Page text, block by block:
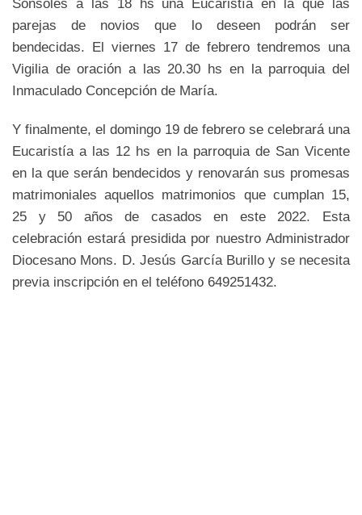
parejas de novios que lo deseen podrán ser
bendecidas. El viernes 17 de febrero tendremos una
Vigilia de oración a las 20.30 hs en la parroquia del
Inmaculado Concepción de María.
Y finalmente, el domingo 19 de febrero se celebrará una
Eucaristía a las 12 hs en la parroquia de San Vicente
en la que serán bendecidos y renovarán sus promesas
matrimoniales aquellos matrimonios que cumplan 15,
25 y 50 años de casados en este 2022. Esta
celebración estará presidida por nuestro Administrador
Diocesano Mons. D. Jesús García Burillo y se necesita
previa inscripción en el teléfono 649251432.